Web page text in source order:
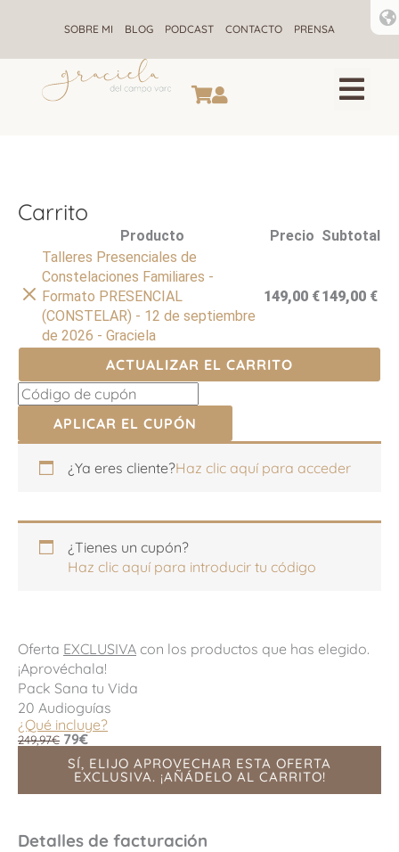
SOBRE MI BLOG PODCAST CONTACTO PRENSA
Carrito
artículo
Producto Precio Subtotal
Talleres Presenciales de
Constelaciones Familiares -
Formato PRESENCIAL
(CONSTELAR) - 12 de septiembre
de 2026 - Graciela
149,00 €149,00 €
ACTUALIZAR EL CARRITO
APLICAR EL CUPÓN
¿Ya eres cliente?Haz clic aquí para acceder
¿Tienes un cupón?
Haz clic aquí para introducir tu código
Oferta EXCLUSIVA con los productos que has elegido.
¡Aprovéchala!
Pack Sana tu Vida
20 Audioguías
¿Qué incluye?
249,97€ 79€
SÍ, ELIJO APROVECHAR ESTA OFERTA
EXCLUSIVA. ¡AÑÁDELO AL CARRITO!
Detalles de facturación
habitación,
habitación,